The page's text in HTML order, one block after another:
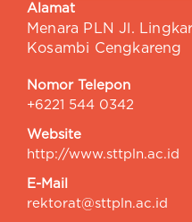
Alamat
Menara PLN Jl.
Kosambi Cengkareng
Nomor Telepon
+6221 544 0342
Website
http://www.sttpln.ac.id
E-Mail
rektorat@sttpln.ac.id